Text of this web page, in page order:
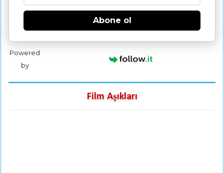
Abone ol
Powered
by
Film Aşıkları